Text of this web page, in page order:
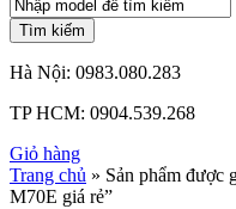
Tìm kiếm
Hà Nội: 0983.080.283
TP HCM: 0904.539.268
Giỏ hàng
Trang chủ » Sản phẩm được
M70E giá rẻ”